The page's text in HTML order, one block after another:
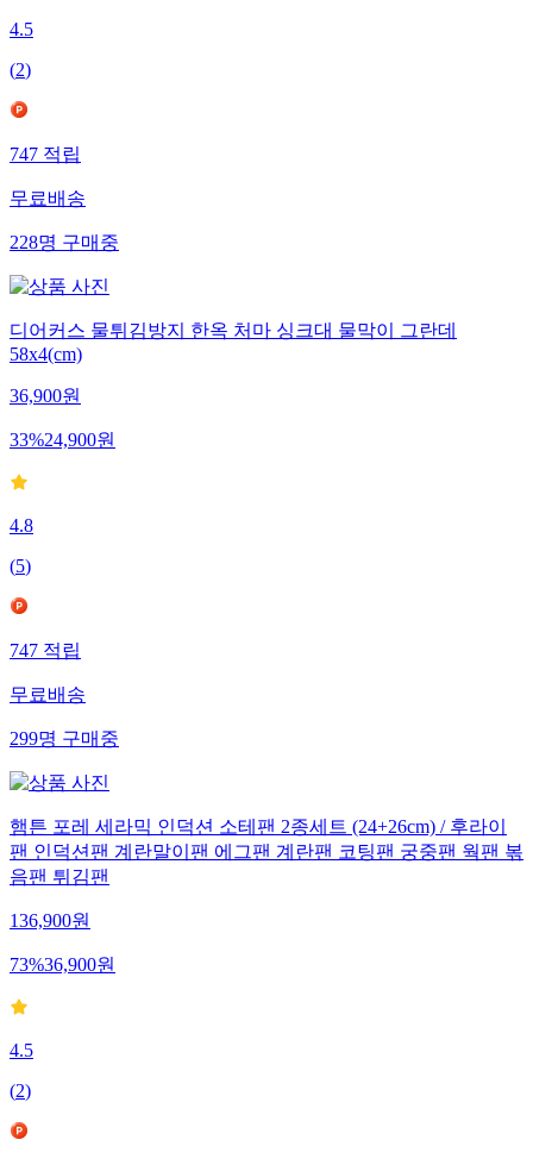
4.5
(2)
747적립
무료배송
228명구매중
디어커스 물튀김방지 한옥 처마 싱크대 물막이 그란데
58x4(cm)
36,900원
33%24,900원
4.8
(5)
747적립
무료배송
299명구매중
햄튼 포레 세라믹 인덕션 소테팬 2종세트 (24+26cm) / 후라이
팬 인덕션팬 계란말이팬 에그팬 계란팬 코팅팬 궁중팬 웍팬 볶
음팬 튀김팬
136,900원
73%36,900원
4.5
(2)